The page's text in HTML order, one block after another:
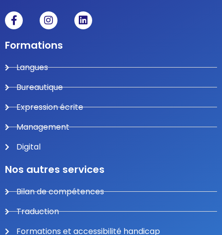
Formations
Langues
Bureautique
Expression écrite
Management
Digital
Nos autres services
Bilan de compétences
Traduction
Formations et accessibilité handicap